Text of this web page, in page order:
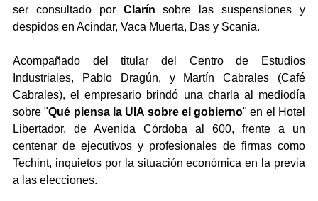
ser consultado por Clarín sobre las suspensiones y
despidos en Acindar, Vaca Muerta, Das y Scania.
Acompañado del titular del Centro de Estudios
Industriales, Pablo Dragún, y Martín Cabrales (Café
Cabrales), el empresario brindó una charla al mediodía
sobre "Qué piensa la UIA sobre el gobierno" en el Hotel
Libertador, de Avenida Córdoba al 600, frente a un
centenar de ejecutivos y profesionales de firmas como
Techint, inquietos por la situación económica en la previa
a las elecciones.